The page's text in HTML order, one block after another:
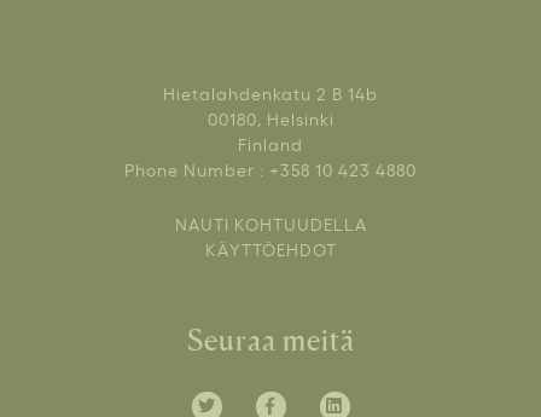
Hietalahdenkatu 2 B 14b
00180, Helsinki
Finland
Phone Number : +358 10 423 4880
NAUTI KOHTUUDELLA
KÄYTTÖEHDOT
Seuraa meitä